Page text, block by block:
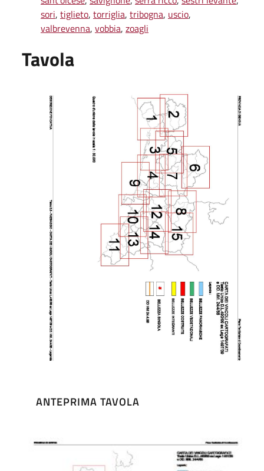
sori, tiglieto, torriglia, tribogna, uscio,
valbrevenna, vobbia, zoagli
Tavola
ANTEPRIMA TAVOLA